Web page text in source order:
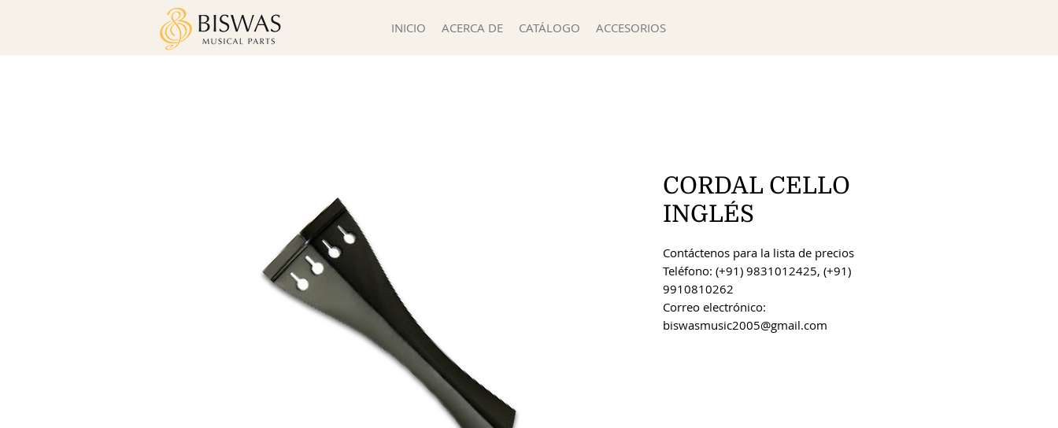
INICIO ACERCA DE CATÁLOGO ACCESORIOS
CORDAL CELLO
INGLÉS
Contáctenos para la lista de precios
Teléfono: (+91) 9831012425, (+91)
9910810262
Correo electrónico:
biswasmusic2005@gmail.com